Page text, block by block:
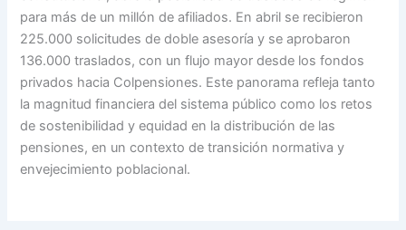
para más de un millón de afiliados. En abril se recibieron
225.000 solicitudes de doble asesoría y se aprobaron
136.000 traslados, con un flujo mayor desde los fondos
privados hacia Colpensiones. Este panorama refleja tanto
la magnitud financiera del sistema público como los retos
de sostenibilidad y equidad en la distribución de las
pensiones, en un contexto de transición normativa y
envejecimiento poblacional.